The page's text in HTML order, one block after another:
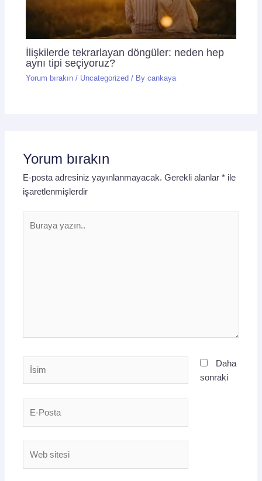
İlişkilerde tekrarlayan döngüler: neden hep
aynı tipi seçiyoruz?
Yorum bırakın / Uncategorized / Bycankaya
Yorum bırakın
E-posta adresiniz yayınlanmayacak. Gerekli alanlar* ile
işaretlenmişlerdir
yazın..
Daha
sonraki